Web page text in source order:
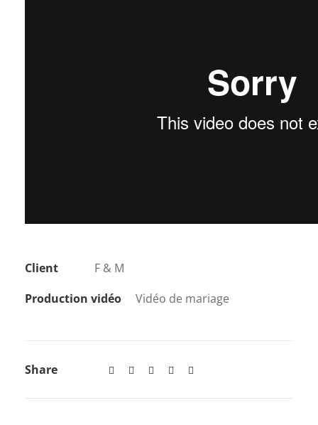
Client
F & M
Production vidéo
Vidéo de mariage
Share